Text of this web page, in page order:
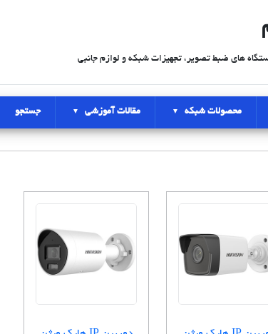
های ضبط تصویر، تجهیزات شبکه و لوازم جانبی
محصولات شبکه مقالات آموزشی جستجو